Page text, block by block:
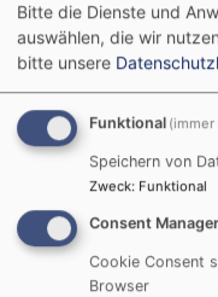
unserer
Digital finden Sie den
download.
Seit 2023 finden Sie
unsererGemeinde APP
„ToGo“ dabei. Schon
Bitte die Dienste und
auswählen, die wir
bitte unsere
Funktional
Speichern von
Zweck: Funktional
Consent Manager
Cookie Consent
Browser